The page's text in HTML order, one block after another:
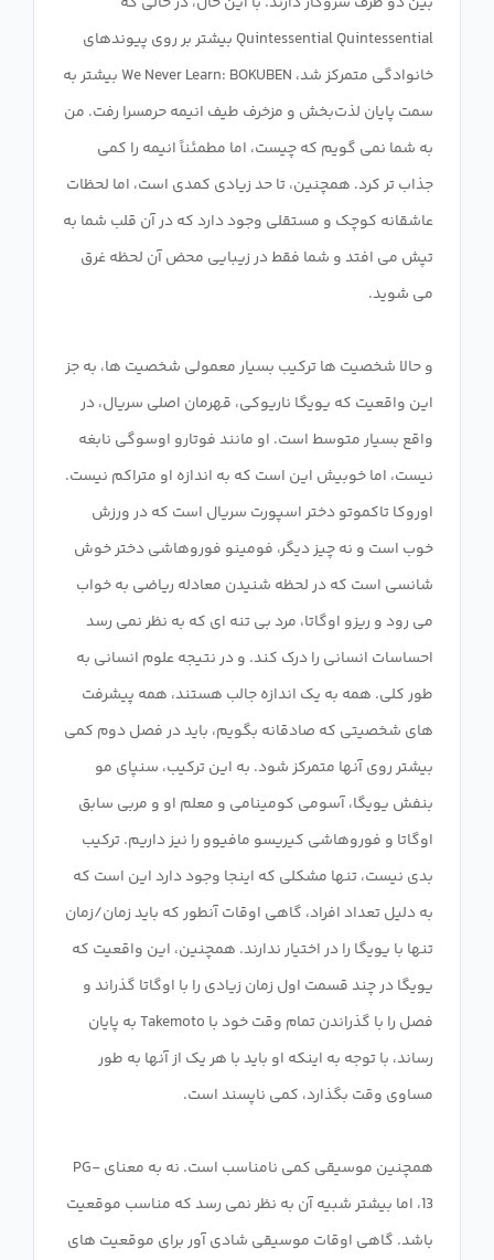
Quintessential Quintessential بیشتر بر روی پیوندهای
خانوادگی متمرکز شد، We Never Learn: BOKUBEN بیشتر به
سمت پایان لذت‌بخش و مزخرف طیف انیمه حرمسرا رفت. من
به شما نمی گویم که چیست، اما مطمئناً انیمه را کمی
جذاب تر کرد. همچنین، تا حد زیادی کمدی است، اما لحظات
عاشقانه کوچک و مستقلی وجود دارد که در آن قلب شما به
تپش می افتد و شما فقط در زیبایی محض آن لحظه غرق
و حالا شخصیت ها ترکیب بسیار معمولی شخصیت ها، به جز
این واقعیت که یویگا ناریوکی، قهرمان اصلی سریال، در
واقع بسیار متوسط ​​است. او مانند فوتارو اوسوگی نابغه
نیست، اما خوبیش این است که به اندازه او متراکم نیست.
اوروکا تاکموتو دختر اسپورت سریال است که در ورزش
خوب است و نه چیز دیگر، فومینو فوروهاشی دختر خوش
شانسی است که در لحظه شنیدن معادله ریاضی به خواب
می رود و ریزو اوگاتا، مرد بی تنه ای که به نظر نمی رسد
احساسات انسانی را درک کند. و در نتیجه علوم انسانی به
طور کلی. همه به یک اندازه جالب هستند، همه پیشرفت
های شخصیتی که صادقانه بگویم، باید در فصل دوم کمی
بیشتر روی آنها متمرکز شود. به این ترکیب، سنپای مو
بنفش یویگا، آسومی کومینامی و معلم او و مربی سابق
اوگاتا و فوروهاشی کیریسو مافیوو را نیز داریم. ترکیب
بدی نیست، تنها مشکلی که اینجا وجود دارد این است که
به دلیل تعداد افراد، گاهی اوقات آنطور که باید زمان/زمان
تنها با یویگا را در اختیار ندارند. همچنین، این واقعیت که
یویگا در چند قسمت اول زمان زیادی را با اوگاتا گذراند و
فصل را با گذراندن تمام وقت خود با Takemoto به پایان
رساند، با توجه به اینکه او باید با هر یک از آنها به طور
همچنین موسیقی کمی نامناسب است. نه به معنای PG-
13، اما بیشتر شبیه آن به نظر نمی رسد که مناسب موقعیت
باشد. گاهی اوقات موسیقی شادی آور برای موقعیت های